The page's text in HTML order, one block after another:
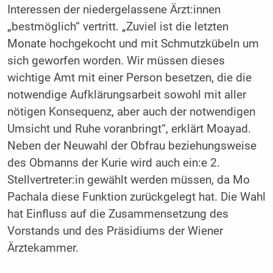
Interessen der niedergelassene Ärzt:innen
„bestmöglich“ vertritt. „Zuviel ist die letzten
Monate hochgekocht und mit Schmutzkübeln um
sich geworfen worden. Wir müssen dieses
wichtige Amt mit einer Person besetzen, die die
notwendige Aufklärungsarbeit sowohl mit aller
nötigen Konsequenz, aber auch der notwendigen
Umsicht und Ruhe voranbringt“, erklärt Moayad.
Neben der Neuwahl der Obfrau beziehungsweise
des Obmanns der Kurie wird auch ein:e 2.
Stellvertreter:in gewählt werden müssen, da Mo
Pachala diese Funktion zurückgelegt hat. Die Wahl
hat Einfluss auf die Zusammensetzung des
Vorstands und des Präsidiums der Wiener
Ärztekammer.